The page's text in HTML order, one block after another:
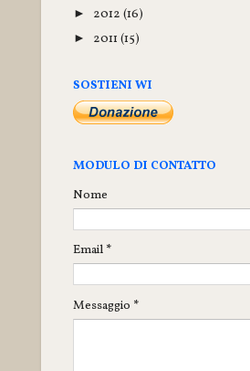
► 2012 (16)
► 2011 (15)
SOSTIENI WI
MODULO DI CONTATTO
Nome
Email *
Messaggio *